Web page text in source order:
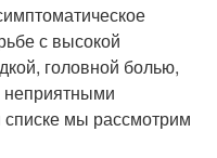
с высокой
головной болью,
неприятными
мы рассмотрим